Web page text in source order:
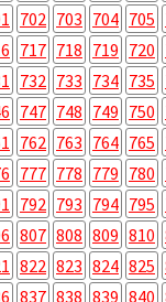
702 703 704 705
717 718 719 720
732 733 734 735
747 748 749 750
762 763 764 765
777 778 779 780
792 793 794 795
807 808 809 810
822 823 824 825
837 838 839 840